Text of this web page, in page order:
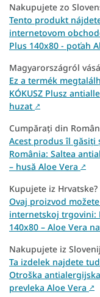
Nakupujete zo
Tento produkt
internetovom
Plus 140x80 - poťah
Magyarországról
Ez a termék
KÓKUSZ Plusz
huzat ↗
Cumpărați din
Acest produs îl
România: Saltea
– husă Aloe Vera ↗
Kupujete iz Hrvatske?
Ovaj proizvod
internetskoj trgovini:
140x80 – Aloe Vera
Nakupujete iz
Ta izdelek najdete
Otroška
prevleka Aloe Vera ↗